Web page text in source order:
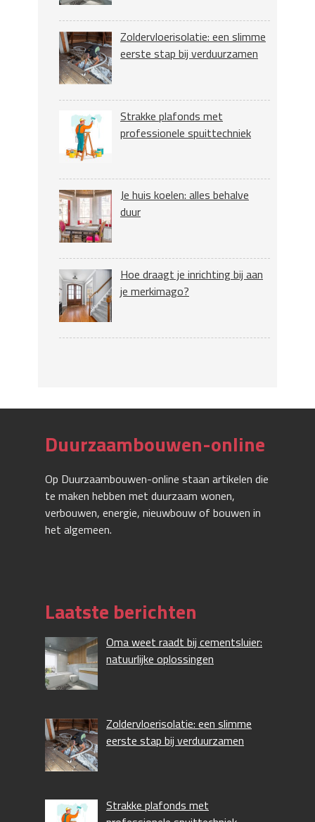
Zoldervloerisolatie: een slimme
eerste stap bij verduurzamen
Strakke plafonds met
professionele spuittechniek
Je huis koelen: alles behalve
duur
Hoe draagt je inrichting bij aan
je merkimago?
Duurzaambouwen-online
Op Duurzaambouwen-online staan artikelen die
te maken hebben met duurzaam wonen,
verbouwen, energie, nieuwbouw of bouwen in
het algemeen.
Laatste berichten
Oma weet raadt bij cementsluier:
natuurlijke oplossingen
Zoldervloerisolatie: een slimme
eerste stap bij verduurzamen
Strakke plafonds met